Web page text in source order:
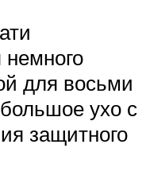
немного
для восьми
ухо с
защитного